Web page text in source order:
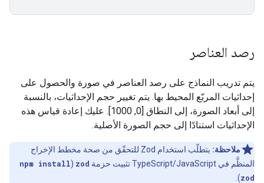
رصد العناصر
يتم تدريب النماذج على رصد العناصر في صورة والحصول على
إحداثيات المربّع المحيط بها. يتم تغيير حجم الإحداثيات، بالنسبة
إلى أبعاد الصورة، إلى النطاق [0, 1000]. عليك إعادة قياس هذه
الإحداثيات استنادًا إلى حجم الصورة الأصلية.
ملاحظة:
يتطلّب استخدام Zod للتحقّق من صحة مخطط الإخراج
المنظَّم في TypeScript/JavaScript تثبيت حزمة
zod
(
npm install
zod
).